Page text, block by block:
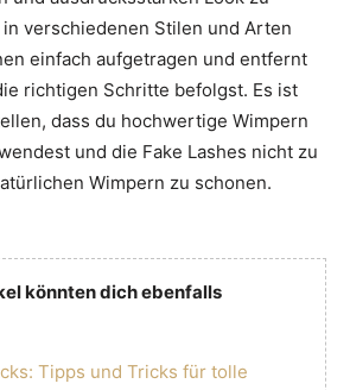
verschiedenen Stilen und Arten
einfach aufgetragen und entfernt
richtigen Schritte befolgst. Es ist
dass du hochwertige Wimpern
und die Fake Lashes nicht zu
Wimpern zu schonen.
könnten dich ebenfalls
Tipps und Tricks für tolle